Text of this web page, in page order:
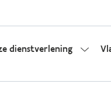
dienstverlening